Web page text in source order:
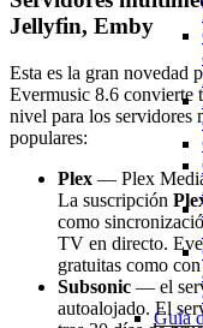
Guía
Jellyfin, Emby
Esta es la gran novedad
Evermusic 8.6 convierte
nivel para los servidores
populares:
Plex — Plex
La suscripción
como
TV en directo.
gratuitas como
Subsonic — el
autoalojado. El